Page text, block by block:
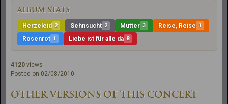
ALBUM STATS
Herzeleid 2 Sehnsucht 2 Mutter 3 Reise, Reise 1
Rosenrot 1 Liebe ist für alle da 8
4120 views
Posted on 02/08/2010
OTHER VERSIONS OF THIS CONCERT